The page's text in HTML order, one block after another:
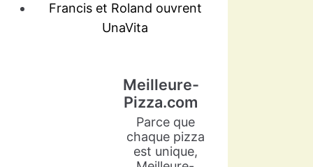
Francis et Roland ouvrent
UnaVita
Meilleure-
Pizza.com
Parce que
chaque pizza
est unique,